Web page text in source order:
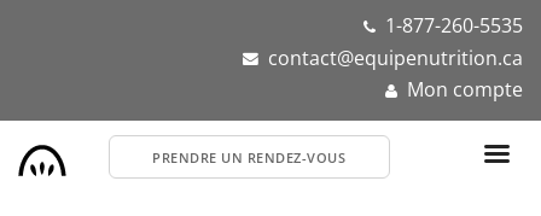
1-877-260-5535
contact@equipenutrition.ca
Mon compte
PRENDRE UN RENDEZ-VOUS